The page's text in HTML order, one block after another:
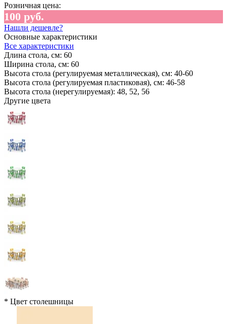
Розничная цена:
100 руб.
Нашли дешевле?
Основные характеристики
Все характеристики
Длина стола, см: 60
Ширина стола, см: 60
Высота стола (регулируемая металлическая), см: 40-60
Высота стола (регулируемая пластиковая), см: 46-58
Высота стола (нерегулируемая): 48, 52, 56
Другие цвета
* Цвет столешницы